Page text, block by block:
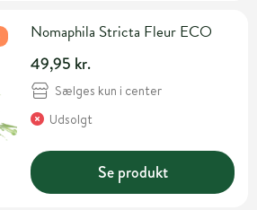
Nomaphila Stricta Fleur ECO
49,95 kr.
Sælges kun i center
Udsolgt
Se produkt